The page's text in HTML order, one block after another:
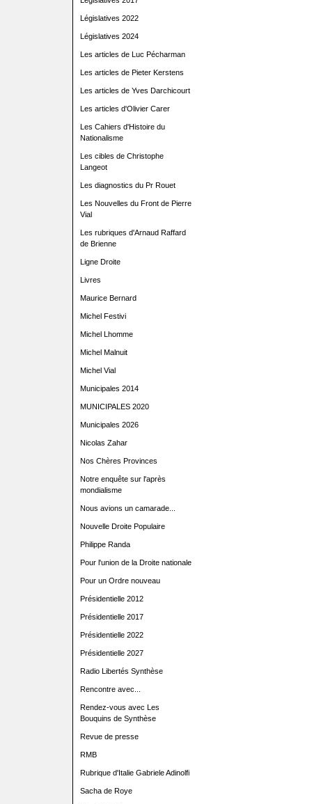
Législatives 2022
Législatives 2024
Les articles de Luc Pécharman
Les articles de Pieter Kerstens
Les articles de Yves Darchicourt
Les articles d'Olivier Carer
Les Cahiers d'Histoire du
Nationalisme
Les cibles de Christophe
Langeot
Les diagnostics du Pr Rouet
Les Nouvelles du Front de Pierre
Vial
Les rubriques d'Arnaud Raffard
de Brienne
Ligne Droite
Livres
Maurice Bernard
Michel Festivi
Michel Lhomme
Michel Malnuit
Michel Vial
Municipales 2014
MUNICIPALES 2020
Municipales 2026
Nicolas Zahar
Nos Chères Provinces
Notre enquête sur l'après
mondialisme
Nous avions un camarade...
Nouvelle Droite Populaire
Philippe Randa
Pour l'union de la Droite nationale
Pour un Ordre nouveau
Présidentielle 2012
Présidentielle 2017
Présidentielle 2022
Présidentielle 2027
Radio Libertés Synthèse
Rencontre avec...
Rendez-vous avec Les
Bouquins de Synthèse
Revue de presse
RMB
Rubrique d'Italie Gabriele Adinolfi
Sacha de Roye